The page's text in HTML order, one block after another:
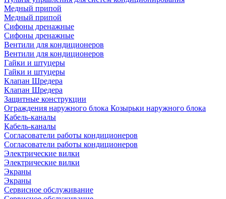
Медный припой
Медный припой
Сифоны дренажные
Сифоны дренажные
Вентили для кондиционеров
Вентили для кондиционеров
Гайки и штуцеры
Гайки и штуцеры
Клапан Шредера
Клапан Шредера
Защитные конструкции
Ограждения наружного блока Козырьки наружного блока
Кабель-каналы
Кабель-каналы
Согласователи работы кондиционеров
Согласователи работы кондиционеров
Электрические вилки
Электрические вилки
Экраны
Экраны
Сервисное обслуживание